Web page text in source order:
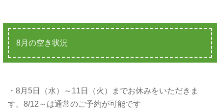
8月の空き状況
・8月5日（水）～11日（火）までお休みをいただきま
す。8/12～は通常のご予約が可能です